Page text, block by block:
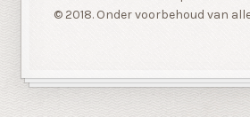
© 2018. Onder voorbehoud van